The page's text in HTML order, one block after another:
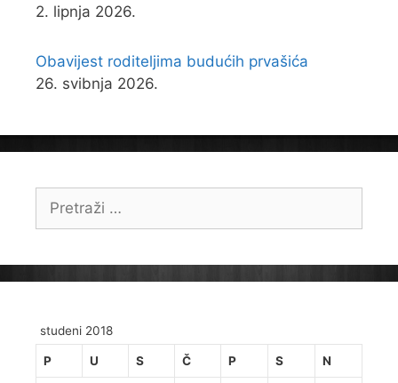
2. lipnja 2026.
Obavijest roditeljima budućih prvašića
26. svibnja 2026.
studeni 2018
P U S Č P S N